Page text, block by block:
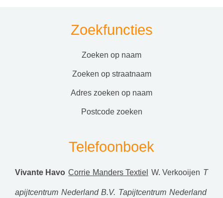
Zoekfuncties
zoeken op naam
zoeken op straatnaam
adres zoeken op naam
postcode zoeken
Telefoonboek
Vivante Havo Corrie Manders Textiel W. Verkooijen T
apijtcentrum Nederland B.V. Tapijtcentrum Nederland